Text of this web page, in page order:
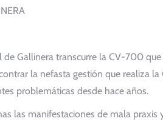
de Gallinera transcurre la CV-700
la nefasta gestión que realiza
problemáticas desde hace años.
las manifestaciones de mala